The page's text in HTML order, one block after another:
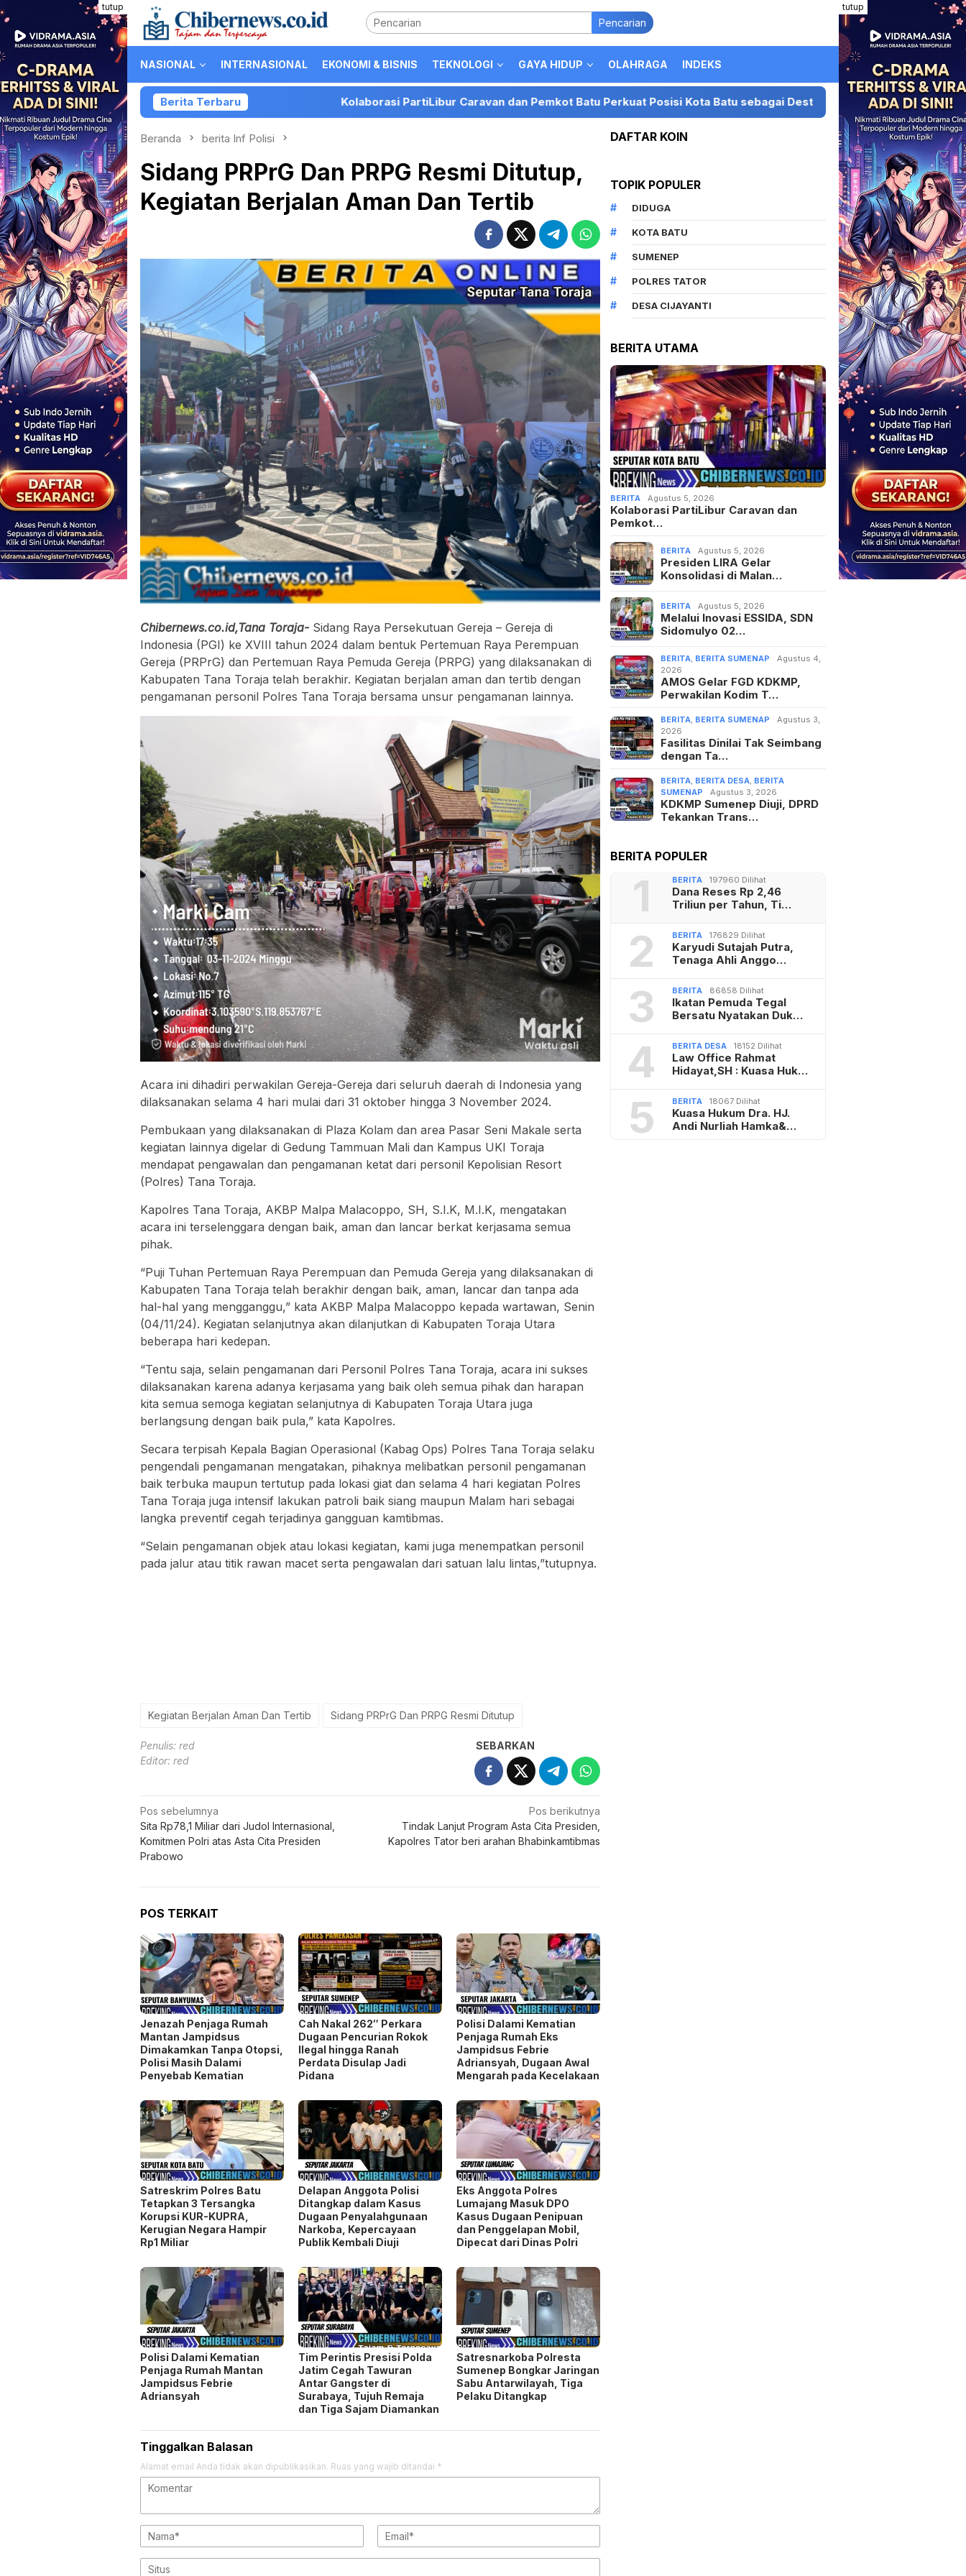
Loncat
ke
konten
tutup tutup
Pencarian
NASIONAL INTERNASIONAL EKONOMI & BISNIS TEKNOLOGI GAYA HIDUP OLAHRAGA INDEKS
Berita TerbaruKolaborasi PartiLibur Caravan dan Pemkot Batu Perkuat Posisi Kota Batu sebagai Destinasi Festival Musik Nasional Presiden LIRA
Beranda berita Inf Polisi
Sidang PRPrG Dan PRPG Resmi Ditutup,
Kegiatan Berjalan Aman Dan Tertib
Chibernews.co.id,Tana Toraja- Sidang Raya Persekutuan Gereja – Gereja di
Indonesia (PGI) ke XVIII tahun 2024 dalam bentuk Pertemuan Raya Perempuan
Gereja (PRPrG) dan Pertemuan Raya Pemuda Gereja (PRPG) yang dilaksanakan di
Kabupaten Tana Toraja telah berakhir. Kegiatan berjalan aman dan tertib dengan
pengamanan personil Polres Tana Toraja bersama unsur pengamanan lainnya.
Acara ini dihadiri perwakilan Gereja-Gereja dari seluruh daerah di Indonesia yang
dilaksanakan selama 4 hari mulai dari 31 oktober hingga 3 November 2024.
Pembukaan yang dilaksanakan di Plaza Kolam dan area Pasar Seni Makale serta
kegiatan lainnya digelar di Gedung Tammuan Mali dan Kampus UKI Toraja
mendapat pengawalan dan pengamanan ketat dari personil Kepolisian Resort
(Polres) Tana Toraja.
Kapolres Tana Toraja, AKBP Malpa Malacoppo, SH, S.I.K, M.I.K, mengatakan
acara ini terselenggara dengan baik, aman dan lancar berkat kerjasama semua
pihak.
“Puji Tuhan Pertemuan Raya Perempuan dan Pemuda Gereja yang dilaksanakan di
Kabupaten Tana Toraja telah berakhir dengan baik, aman, lancar dan tanpa ada
hal-hal yang mengganggu,” kata AKBP Malpa Malacoppo kepada wartawan, Senin
(04/11/24). Kegiatan selanjutnya akan dilanjutkan di Kabupaten Toraja Utara
beberapa hari kedepan.
“Tentu saja, selain pengamanan dari Personil Polres Tana Toraja, acara ini sukses
dilaksanakan karena adanya kerjasama yang baik oleh semua pihak dan harapan
kita semua semoga kegiatan selanjutnya di Kabupaten Toraja Utara juga
berlangsung dengan baik pula,” kata Kapolres.
Secara terpisah Kepala Bagian Operasional (Kabag Ops) Polres Tana Toraja selaku
pengendali pengamanan mengatakan, pihaknya melibatkan personil pengamanan
baik terbuka maupun tertutup pada lokasi giat dan selama 4 hari kegiatan Polres
Tana Toraja juga intensif lakukan patroli baik siang maupun Malam hari sebagai
langka preventif cegah terjadinya gangguan kamtibmas.
“Selain pengamanan objek atau lokasi kegiatan, kami juga menempatkan personil
pada jalur atau titik rawan macet serta pengawalan dari satuan lalu lintas,”tutupnya.
Navigasi
pos
Pos sebelumnya
Komitmen Polri atas Asta Cita Presiden
Prabowo
Kapolres Tator beri arahan Bhabinkamtibmas
POS TERKAIT
Jenazah Penjaga Rumah
Mantan Jampidsus
Dimakamkan Tanpa Otopsi,
Polisi Masih Dalami
Penyebab Kematian
Cah Nakal 262″ Perkara
Dugaan Pencurian Rokok
Ilegal hingga Ranah
Perdata Disulap Jadi
Pidana
Polisi Dalami Kematian
Penjaga Rumah Eks
Jampidsus Febrie
Adriansyah, Dugaan Awal
Mengarah pada Kecelakaan
Satreskrim Polres Batu
Tetapkan 3 Tersangka
Korupsi KUR-KUPRA,
Kerugian Negara Hampir
Rp1 Miliar
Delapan Anggota Polisi
Ditangkap dalam Kasus
Dugaan Penyalahgunaan
Narkoba, Kepercayaan
Publik Kembali Diuji
Eks Anggota Polres
Lumajang Masuk DPO
Kasus Dugaan Penipuan
dan Penggelapan Mobil,
Dipecat dari Dinas Polri
Polisi Dalami Kematian
Penjaga Rumah Mantan
Jampidsus Febrie
Adriansyah
Tim Perintis Presisi Polda
Jatim Cegah Tawuran
Antar Gangster di
Surabaya, Tujuh Remaja
dan Tiga Sajam Diamankan
Satresnarkoba Polresta
Sumenep Bongkar Jaringan
Sabu Antarwilayah, Tiga
Pelaku Ditangkap
Tinggalkan Balasan
Alamat email Anda tidak akan dipublikasikan. Ruas yang wajib ditandai
DAFTAR KOIN
TOPIK POPULER
DIDUGA
KOTA BATU
SUMENEP
POLRES TATOR
DESA CIJAYANTI
BERITA UTAMA
BERITA Agustus 5, 2026
Kolaborasi PartiLibur Caravan dan
Pemkot…
BERITA Agustus 5, 2026
Presiden LIRA Gelar
Konsolidasi di Malan…
BERITA Agustus 5, 2026
Melalui Inovasi ESSIDA, SDN
Sidomulyo 02…
BERITA BERITA SUMENAP
Agustus 4,
2026
AMOS Gelar FGD KDKMP,
Perwakilan Kodim T…
BERITA BERITA SUMENAP
Agustus 3,
2026
Fasilitas Dinilai Tak Seimbang
dengan Ta…
BERITA BERITA DESA BERITA
SUMENAP
Agustus 3, 2026
KDKMP Sumenep Diuji, DPRD
Tekankan Trans…
BERITA POPULER
1 BERITA 197960 Dilihat
Dana Reses Rp 2,46
Triliun per Tahun, Ti…
2 BERITA 176829 Dilihat
Karyudi Sutajah Putra,
Tenaga Ahli Anggo…
3 BERITA 86858 Dilihat
Ikatan Pemuda Tegal
Bersatu Nyatakan Duk…
4 BERITA DESA 18152 Dilihat
Law Office Rahmat
Hidayat,SH : Kuasa Huk…
5 BERITA 18067 Dilihat
Kuasa Hukum Dra. HJ.
Andi Nurliah Hamka&…